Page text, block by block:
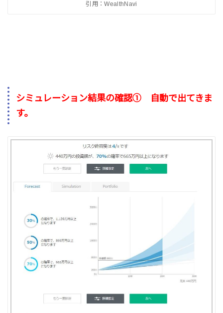
引用：WealthNavi
シミュレーション結果の確認① 自動で出てきま
す。